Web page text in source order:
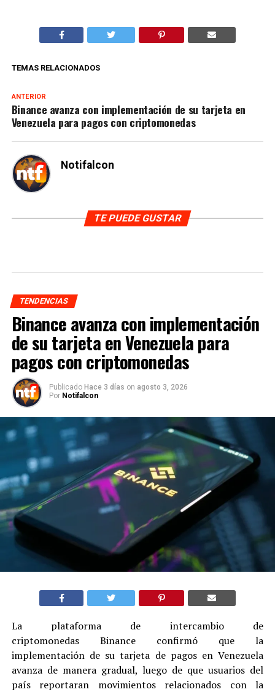
TEMAS RELACIONADOS
ANTERIOR
Binance avanza con implementación de su tarjeta en
Venezuela para pagos con criptomonedas
Notifalcon
TE PUEDE GUSTAR
TENDENCIAS
Binance avanza con implementación
de su tarjeta en Venezuela para
pagos con criptomonedas
Publicado Hace 3 días on agosto 3, 2026
Por Notifalcon
La plataforma de intercambio de
criptomonedas Binance confirmó que la
implementación de su tarjeta de pagos en Venezuela
avanza de manera gradual, luego de que usuarios del
país reportaran movimientos relacionados con la